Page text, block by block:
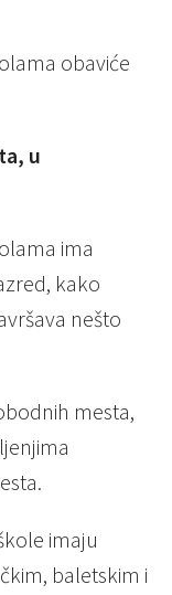
obaviće
u
ima
kako
nešto
mesta,
imaju
baletskim i